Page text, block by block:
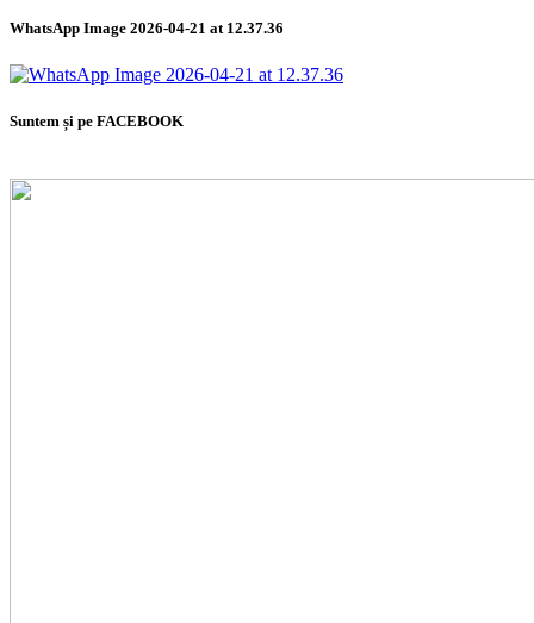
WhatsApp Image 2026-04-21 at 12.37.36
Suntem și pe FACEBOOK